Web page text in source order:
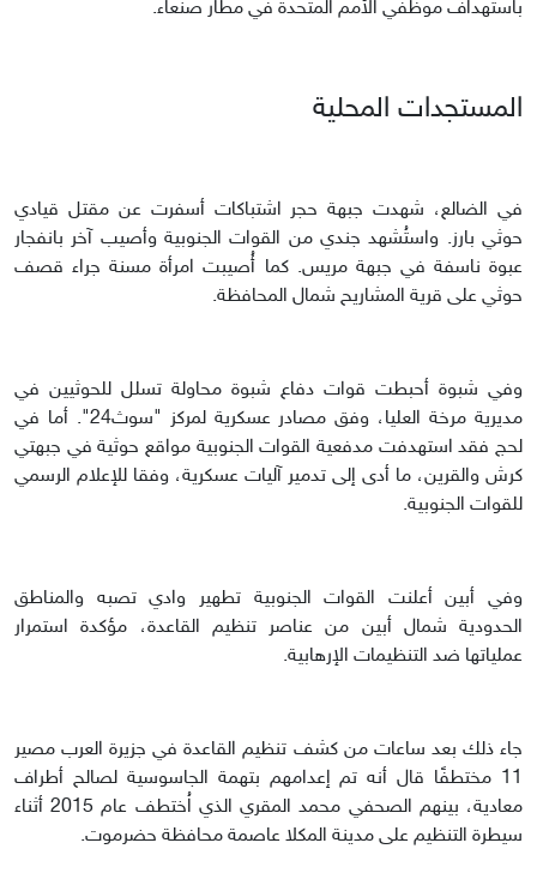
باستهداف موظفي الأمم المتحدة في مطار صنعاء.
المستجدات المحلية
في الضالع، شهدت جبهة حجر اشتباكات أسفرت عن مقتل قيادي
حوثي بارز. واستُشهد جندي من القوات الجنوبية وأصيب آخر بانفجار
عبوة ناسفة في جبهة مريس. كما أُصيبت امرأة مسنة جراء قصف
حوثي على قرية المشاريح شمال المحافظة.
وفي شبوة أحبطت قوات دفاع شبوة محاولة تسلل للحوثيين في
مديرية مرخة العليا، وفق مصادر عسكرية لمركز "سوث24". أما في
لحج فقد استهدفت مدفعية القوات الجنوبية مواقع حوثية في جبهتي
كرش والقرين، ما أدى إلى تدمير آليات عسكرية، وفقا للإعلام الرسمي
للقوات الجنوبية.
وفي أبين أعلنت القوات الجنوبية تطهير وادي تصبه والمناطق
الحدودية شمال أبين من عناصر تنظيم القاعدة، مؤكدة استمرار
عملياتها ضد التنظيمات الإرهابية.
جاء ذلك بعد ساعات من كشف تنظيم القاعدة في جزيرة العرب مصير
11 مختطفًا قال أنه تم إعدامهم بتهمة الجاسوسية لصالح أطراف
معادية، بينهم الصحفي محمد المقري الذي اُختطف عام 2015 أثناء
سيطرة التنظيم على مدينة المكلا عاصمة محافظة حضرموت.